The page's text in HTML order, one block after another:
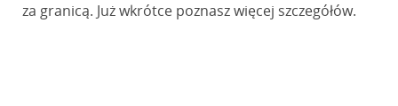
za granicą. Już wkrótce poznasz więcej szczegółów.